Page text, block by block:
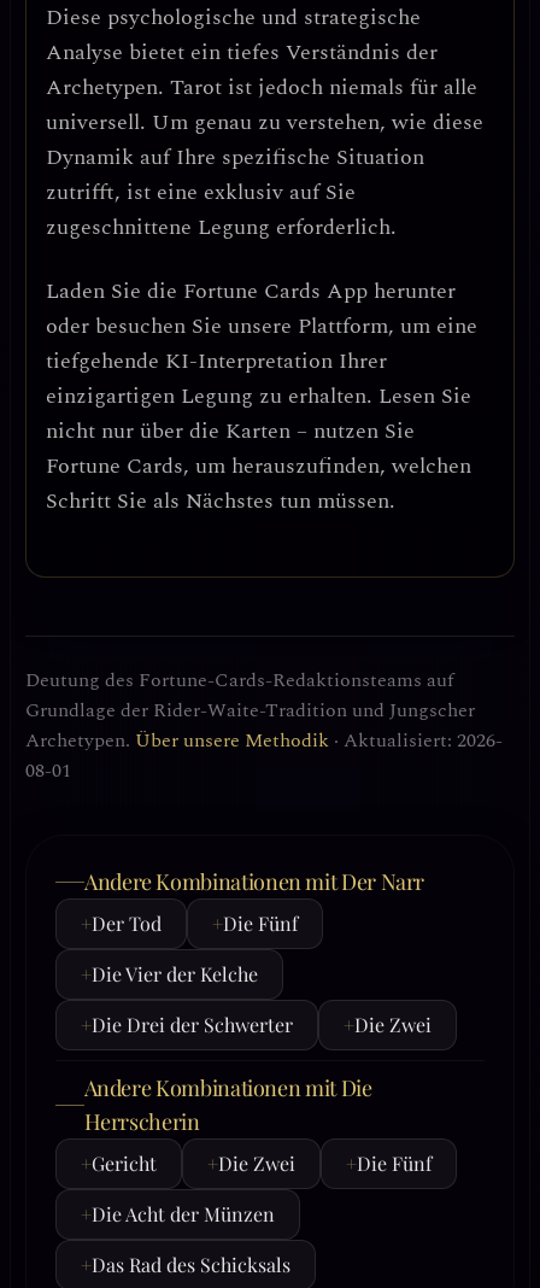
Diese psychologische und strategische
Analyse bietet ein tiefes Verständnis der
Archetypen. Tarot ist jedoch niemals für alle
universell. Um genau zu verstehen, wie diese
Dynamik auf Ihre spezifische Situation
zutrifft, ist eine exklusiv auf Sie
zugeschnittene Legung erforderlich.
Laden Sie die Fortune Cards App herunter
oder besuchen Sie unsere Plattform, um eine
tiefgehende KI-Interpretation Ihrer
einzigartigen Legung zu erhalten. Lesen Sie
nicht nur über die Karten – nutzen Sie
Fortune Cards, um herauszufinden, welchen
Schritt Sie als Nächstes tun müssen.
Deutung des Fortune-Cards-Redaktionsteams auf
Grundlage der Rider-Waite-Tradition und Jungscher
Archetypen. Über unsere Methodik · Aktualisiert: 2026-
08-01
Andere Kombinationen mit Der Narr
+Der Tod +Die Fünf
+Die Vier der Kelche
+Die Drei der Schwerter +Die Zwei
Andere Kombinationen mit Die
Herrscherin
+Gericht +Die Zwei +Die Fünf
+Die Acht der Münzen
+Das Rad des Schicksals